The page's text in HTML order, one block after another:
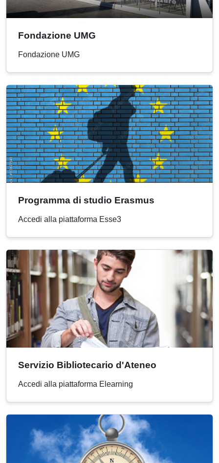
Fondazione UMG
Fondazione UMG
Programma di studio Erasmus
Accedi alla piattaforma Esse3
Servizio Bibliotecario d'Ateneo
Accedi alla piattaforma Elearning